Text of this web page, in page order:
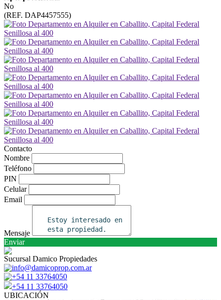
No
(REF. DAP4457555)
Contacto
Nombre
Teléfono
PIN
Celular
Email
Mensaje
Enviar
Sucursal Damico Propiedades
info@damicoprop.com.ar
+54 11 33764050
+54 11 33764050
UBICACIÓN